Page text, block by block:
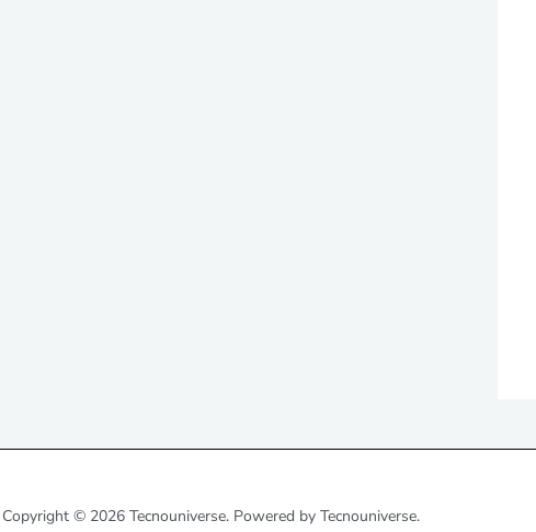
Copyright © 2026 Tecnouniverse. Powered by Tecnouniverse.